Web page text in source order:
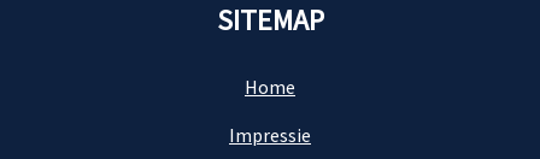
SITEMAP
Home
Impressie